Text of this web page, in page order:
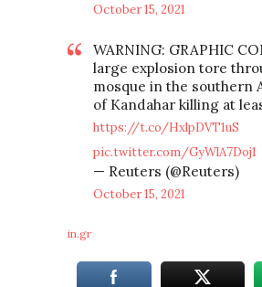
October 15, 2021
WARNING: GRAPHIC
large explosion tore
mosque in the southern
of Kandahar killing at
https://t.co/HxlpDVT1uS
pic.twitter.com/GyWlA7Doj1
— Reuters (@Reuters)
October 15, 2021
in.gr